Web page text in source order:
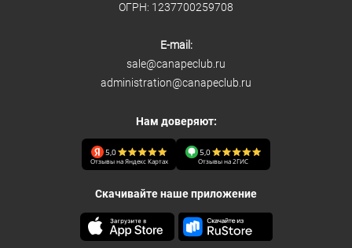
ОГРН: 1237700259708
E-mail:
sale@canapeclub.ru
administration@canapeclub.ru
Нам доверяют:
5,0
Отзывы на Яндекс Картах
5,0
Отзывы на 2ГИС
Скачивайте наше приложение